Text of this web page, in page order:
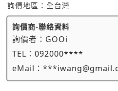
詢價地區： 全台灣
詢價商-聯絡資料
詢價者： GOOi
TEL： 092000****
eMail：